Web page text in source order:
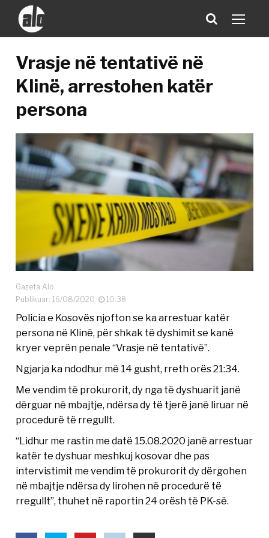
Vrasje në tentativë në
Klinë, arrestohen katër
persona
Gazeta Alo
Publikuar: 16/08/2020
10:38
Policia e Kosovës njofton se ka arrestuar katër
persona në Klinë, për shkak të dyshimit se kanë
kryer veprën penale “Vrasje në tentativë”.
Ngjarja ka ndodhur më 14 gusht, rreth orës 21:34.
Me vendim të prokurorit, dy nga të dyshuarit janë
dërguar në mbajtje, ndërsa dy të tjerë janë liruar në
procedurë të rregullt.
“Lidhur me rastin me datë 15.08.2020 janë arrestuar
katër te dyshuar meshkuj kosovar dhe pas
intervistimit me vendim të prokurorit dy dërgohen
në mbajtje ndërsa dy lirohen në procedurë të
rregullt”, thuhet në raportin 24 orësh të PK-së.